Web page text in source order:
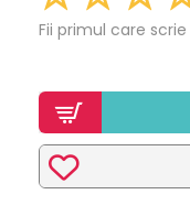
Fii primul care